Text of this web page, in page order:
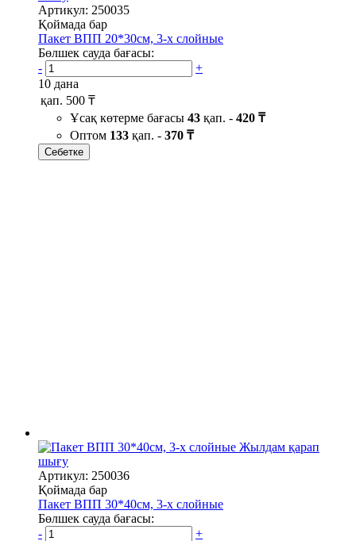
Артикул: 250035
Қоймада бар
Пакет ВПП 20*30см, 3-х слойные
Бөлшек сауда бағасы:
-
+
10 дана
қап. 500 ₸
Ұсақ көтерме бағасы 43 қап. - 420 ₸
Оптом 133 қап. - 370 ₸
Себетке
Жылдам қарап
шығу
Артикул: 250036
Қоймада бар
Пакет ВПП 30*40см, 3-х слойные
Бөлшек сауда бағасы:
-
+